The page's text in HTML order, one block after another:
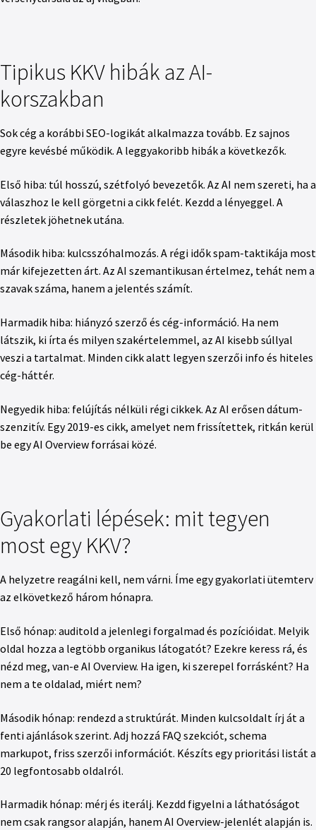
Tipikus KKV hibák az AI-
korszakban
Sok cég a korábbi SEO-logikát alkalmazza tovább. Ez sajnos
egyre kevésbé működik. A leggyakoribb hibák a következők.
Első hiba: túl hosszú, szétfolyó bevezetők. Az AI nem szereti, ha a
válaszhoz le kell görgetni a cikk felét. Kezdd a lényeggel. A
részletek jöhetnek utána.
Második hiba: kulcsszóhalmozás. A régi idők spam-taktikája most
már kifejezetten árt. Az AI szemantikusan értelmez, tehát nem a
szavak száma, hanem a jelentés számít.
Harmadik hiba: hiányzó szerző és cég-információ. Ha nem
látszik, ki írta és milyen szakértelemmel, az AI kisebb súllyal
veszi a tartalmat. Minden cikk alatt legyen szerzői info és hiteles
cég-háttér.
Negyedik hiba: felújítás nélküli régi cikkek. Az AI erősen dátum-
szenzitív. Egy 2019-es cikk, amelyet nem frissítettek, ritkán kerül
be egy AI Overview forrásai közé.
Gyakorlati lépések: mit tegyen
most egy KKV?
A helyzetre reagálni kell, nem várni. Íme egy gyakorlati ütemterv
az elkövetkező három hónapra.
Első hónap: auditold a jelenlegi forgalmad és pozícióidat. Melyik
oldal hozza a legtöbb organikus látogatót? Ezekre keress rá, és
nézd meg, van-e AI Overview. Ha igen, ki szerepel forrásként? Ha
nem a te oldalad, miért nem?
Második hónap: rendezd a struktúrát. Minden kulcsoldalt írj át a
fenti ajánlások szerint. Adj hozzá FAQ szekciót, schema
markupot, friss szerzői információt. Készíts egy prioritási listát a
20 legfontosabb oldalról.
Harmadik hónap: mérj és iterálj. Kezdd figyelni a láthatóságot
nem csak rangsor alapján, hanem AI Overview-jelenlét alapján is.